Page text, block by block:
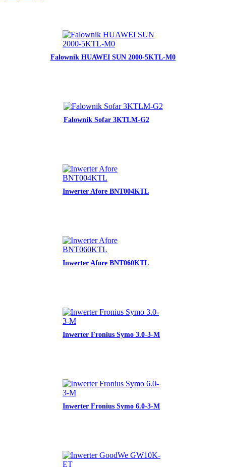
Falownik HUAWEI SUN 2000-5KTL-M0
Falownik Sofar 3KTLM-G2
Inwerter Afore BNT004KTL
Inwerter Afore BNT060KTL
Inwerter Fronius Symo 3.0-3-M
Inwerter Fronius Symo 6.0-3-M